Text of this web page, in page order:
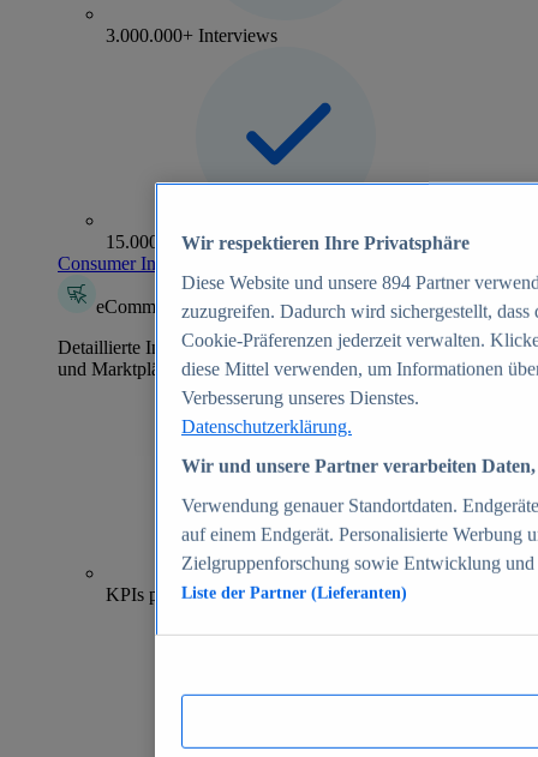
3.000.000+ Interviews
15.000+ Marken
Consumer Insights entdecken
eCommerce Insights
Detaillierte Informationen zu mehr als 39.000 Online-Shops
und Marktplätzen
70+
KPIs pro Shop
Wir respektieren Ihre Privatsphäre
Diese Website und unsere 894 Partner
zuzugreifen. Dadurch wird sichergestellt,
Cookie-Präferenzen jederzeit verwalten.
diese Mittel verwenden, um Informationen
Verbesserung unseres Dienstes.
Datenschutzerklärung.
Wir und unsere Partner verarbeiten
Verwendung genauer Standortdaten.
auf einem Endgerät. Personalisierte Werbung
Zielgruppenforschung sowie Entwicklung
Liste der Partner (Lieferanten)